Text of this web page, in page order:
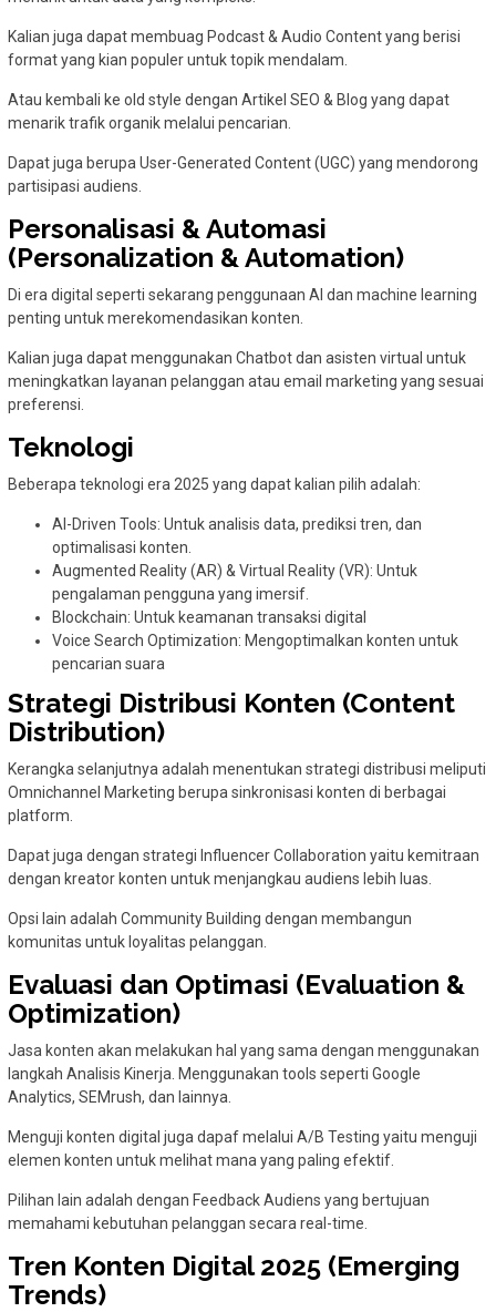
Kalian juga dapat membuag Podcast & Audio Content yang berisi
format yang kian populer untuk topik mendalam.
Atau kembali ke old style dengan Artikel SEO & Blog yang dapat
menarik trafik organik melalui pencarian.
Dapat juga berupa User-Generated Content (UGC) yang mendorong
partisipasi audiens.
Personalisasi & Automasi
(Personalization & Automation)
Di era digital seperti sekarang penggunaan AI dan machine learning
penting untuk merekomendasikan konten.
Kalian juga dapat menggunakan Chatbot dan asisten virtual untuk
meningkatkan layanan pelanggan atau email marketing yang sesuai
preferensi.
Teknologi
Beberapa teknologi era 2025 yang dapat kalian pilih adalah:
AI-Driven Tools: Untuk analisis data, prediksi tren, dan
optimalisasi konten.
Augmented Reality (AR) & Virtual Reality (VR): Untuk
pengalaman pengguna yang imersif.
Blockchain: Untuk keamanan transaksi digital
Voice Search Optimization: Mengoptimalkan konten untuk
pencarian suara
Strategi Distribusi Konten (Content
Distribution)
Kerangka selanjutnya adalah menentukan strategi distribusi meliputi
Omnichannel Marketing berupa sinkronisasi konten di berbagai
platform.
Dapat juga dengan strategi Influencer Collaboration yaitu kemitraan
dengan kreator konten untuk menjangkau audiens lebih luas.
Opsi lain adalah Community Building dengan membangun
komunitas untuk loyalitas pelanggan.
Evaluasi dan Optimasi (Evaluation &
Optimization)
Jasa konten akan melakukan hal yang sama dengan menggunakan
langkah Analisis Kinerja. Menggunakan tools seperti Google
Analytics, SEMrush, dan lainnya.
Menguji konten digital juga dapaf melalui A/B Testing yaitu menguji
elemen konten untuk melihat mana yang paling efektif.
Pilihan lain adalah dengan Feedback Audiens yang bertujuan
memahami kebutuhan pelanggan secara real-time.
Tren Konten Digital 2025 (Emerging
Trends)